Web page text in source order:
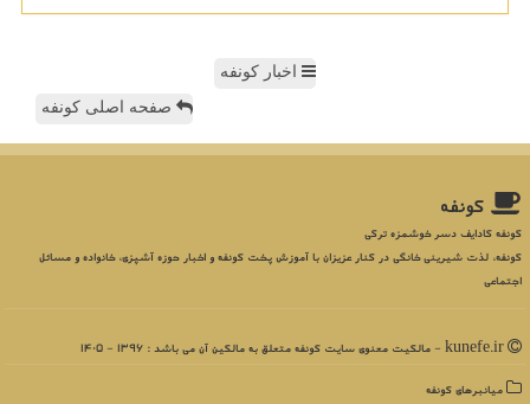
اخبار کونفه
صفحه اصلی کونفه
كونفه
کونفه کادایف دسر خوشمزه ترکی
کونفه، لذت شیرینی خانگی در کنار عزیزان با آموزش پخت کونفه و اخبار حوزه آشپزی، خانواده و مسائل
اجتماعی
میانبرهای كونفه